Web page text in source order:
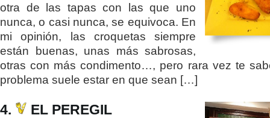
otra de las tapas con las que uno
nunca, o casi nunca, se equivoca. En
mi opinión, las croquetas siempre
están buenas, unas más sabrosas,
otras con más condimento…, pero rara vez te
problema suele estar en que sean […]
4. EL PEREGIL